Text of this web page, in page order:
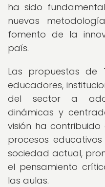
ha sido
nuevas
fomento de la
país.
Las propuestas de
educadores,
del sector a
dinámicas y
visión ha
procesos
sociedad actual,
el pensamiento
las aulas.